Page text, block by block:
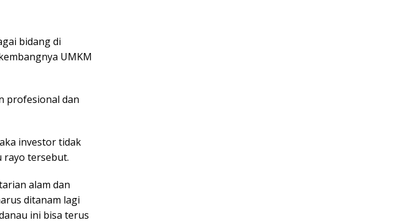
bidang di
UMKM
profesional dan
investor tidak
rayo tersebut.
alam dan
ditanam lagi
ini bisa terus